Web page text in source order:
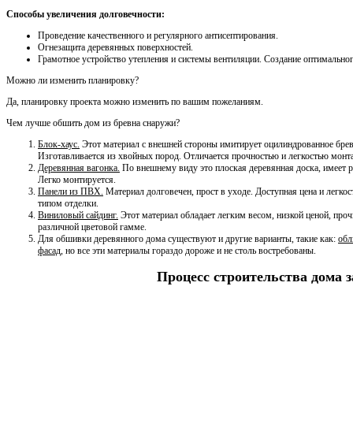
Способы увеличения долговечности:
Проведение качественного и регулярного антисептирования.
Огнезащита деревянных поверхностей.
Грамотное устройство утепления и системы вентиляции. Создание
Можно ли изменить планировку?
Да, планировку проекта можно изменить по вашим пожеланиям.
Чем лучше обшить дом из бревна снаружи?
Блок-хаус. Этот материал с внешней стороны имитирует оцилиндрованное
Изготавливается из хвойных пород. Отличается прочностью и легкостью
Деревянная вагонка. По внешнему виду это плоская деревянная доска, имеет
Легко монтируется.
Панели из ПВХ. Материал долговечен, прост в уходе. Доступная цена и
типом отделки.
Виниловый сайдинг. Этот материал обладает легким весом, низкой ценой,
различной цветовой гамме.
Для обшивки деревянного дома существуют и другие варианты, такие как:
фасад, но все эти материалы гораздо дороже и не столь востребованы.
Процесс строительства дома